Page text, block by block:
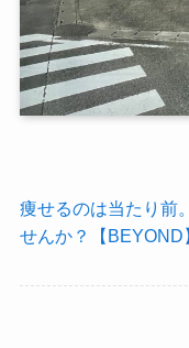
痩せるのは当たり前
せんか？【BEYOND